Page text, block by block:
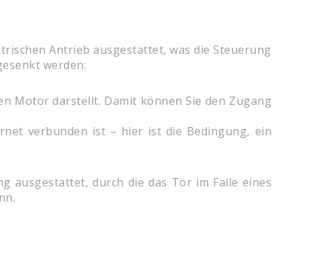
Antrieb ausgestattet, was die Steuerung
werden:
Motor darstellt. Damit können Sie den Zugang
verbunden ist – hier ist die Bedingung, ein
ausgestattet, durch die das Tor im Falle eines